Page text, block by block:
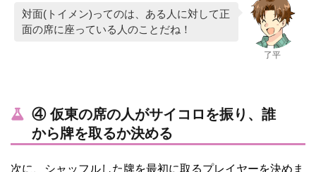
了平
対面(トイメン)ってのは、ある人に対して正
面の席に座っている人のことだね！
④ 仮東の席の人がサイコロを振り、誰
から牌を取るか決める
次に、シャッフルした牌を最初に取るプレイヤーを決めま